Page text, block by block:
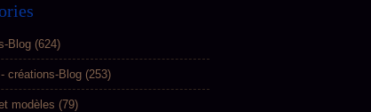
Blog (624)
créations-Blog (253)
modèles (79)